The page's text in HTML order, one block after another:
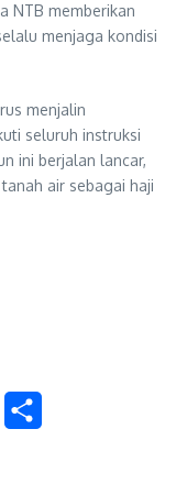
NTB memberikan
menjaga kondisi
menjalin
seluruh instruksi
ini berjalan lancar,
air sebagai haji